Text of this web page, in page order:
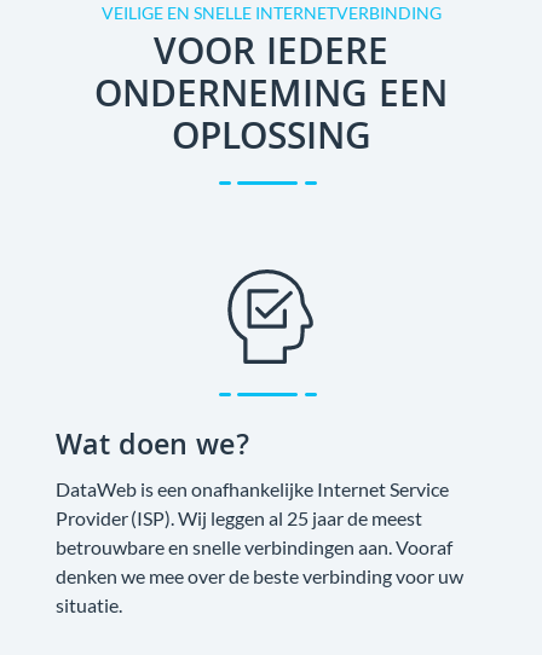
VEILIGE EN SNELLE INTERNETVERBINDING
VOOR IEDERE
ONDERNEMING EEN
OPLOSSING
Wat doen we?
DataWeb is een onafhankelijke Internet Service
Provider (ISP). Wij leggen al 25 jaar de meest
betrouwbare en snelle verbindingen aan. Vooraf
denken we mee over de beste verbinding voor uw
situatie.